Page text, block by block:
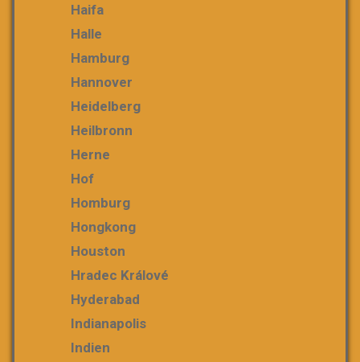
Haifa
Halle
Hamburg
Hannover
Heidelberg
Heilbronn
Herne
Hof
Homburg
Hongkong
Houston
Hradec Králové
Hyderabad
Indianapolis
Indien